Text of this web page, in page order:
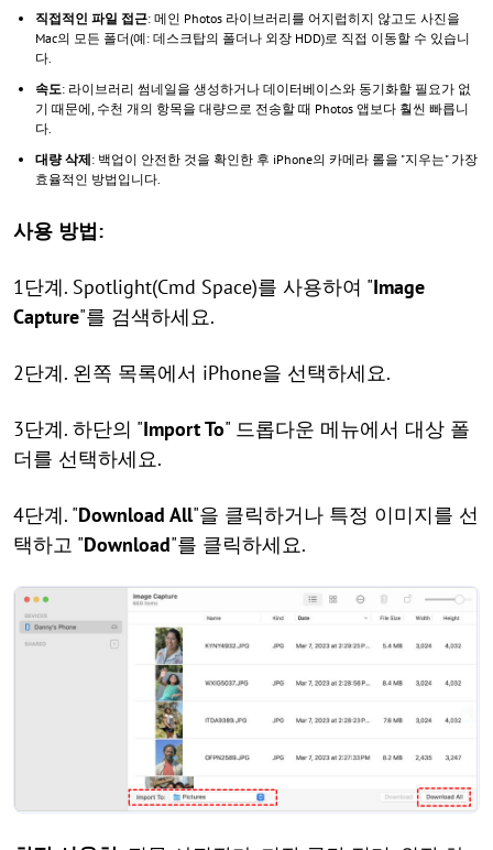
직접적인 파일 접근: 메인 Photos 라이브러리를 어지럽히지 않고도 사진을
Mac의 모든 폴더(예: 데스크탑의 폴더나 외장 HDD)로 직접 이동할 수 있습니
다.
속도: 라이브러리 썸네일을 생성하거나 데이터베이스와 동기화할 필요가 없
기 때문에, 수천 개의 항목을 대량으로 전송할 때 Photos 앱보다 훨씬 빠릅니
다.
대량 삭제: 백업이 안전한 것을 확인한 후 iPhone의 카메라 롤을 "지우는" 가장
효율적인 방법입니다.
사용 방법:
1단계. Spotlight(Cmd Space)를 사용하여 "Image
Capture"를 검색하세요.
2단계. 왼쪽 목록에서 iPhone을 선택하세요.
3단계. 하단의 "Import To" 드롭다운 메뉴에서 대상 폴
더를 선택하세요.
4단계. "Download All"을 클릭하거나 특정 이미지를 선
택하고 "Download"를 클릭하세요.